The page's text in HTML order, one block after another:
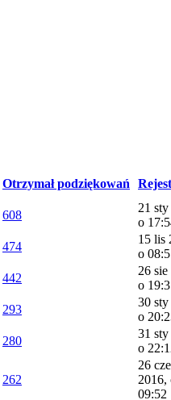
Otrzymał podziękowań
608
21
o
474
15 lis
o
442
26
o
293
30
o
280
31
o
262
26 cze
2016,
09:52